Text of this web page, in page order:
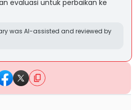
evaluasi untuk perbaikan ke
was AI-assisted and reviewed by